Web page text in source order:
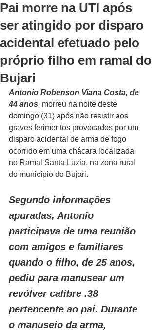
Pai morre na UTI após
ser atingido por disparo
acidental efetuado pelo
próprio filho em ramal do
Bujari
Antonio Robenson Viana Costa, de
44 anos, morreu na noite deste
domingo (31) após não resistir aos
graves ferimentos provocados por um
disparo acidental de arma de fogo
ocorrido em uma chácara localizada
no Ramal Santa Luzia, na zona rural
do município do Bujari.
Segundo informações
apuradas, Antonio
participava de uma reunião
com amigos e familiares
quando o filho, de 25 anos,
pediu para manusear um
revólver calibre .38
pertencente ao pai. Durante
o manuseio da arma,